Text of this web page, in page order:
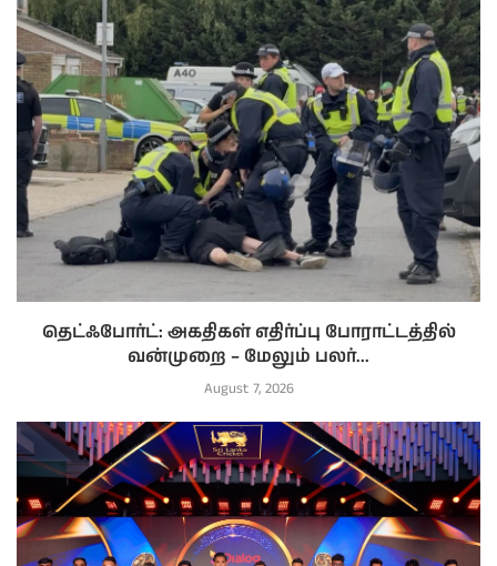
தெட்ஃபோர்ட்: அகதிகள் எதிர்ப்பு போராட்டத்தில்
வன்முறை – மேலும் பலர்...
August 7, 2026